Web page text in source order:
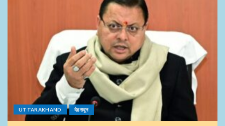
UTTARAKHAND देहरादून